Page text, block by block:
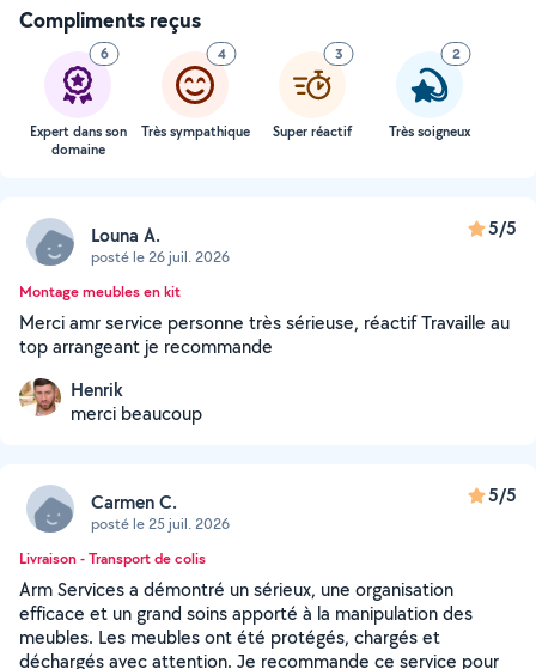
Compliments reçus
6
Expert dans son
domaine
4
Très sympathique
3
Super réactif
2
Très soigneux
Louna A.
posté le 26 juil. 2026
5/5
Montage meubles en kit
Merci amr service personne très sérieuse, réactif Travaille au
top arrangeant je recommande
Henrik
merci beaucoup
Carmen C.
posté le 25 juil. 2026
5/5
Livraison - Transport de colis
Arm Services a démontré un sérieux, une organisation
efficace et un grand soins apporté à la manipulation des
meubles. Les meubles ont été protégés, chargés et
déchargés avec attention. Je recommande ce service pour